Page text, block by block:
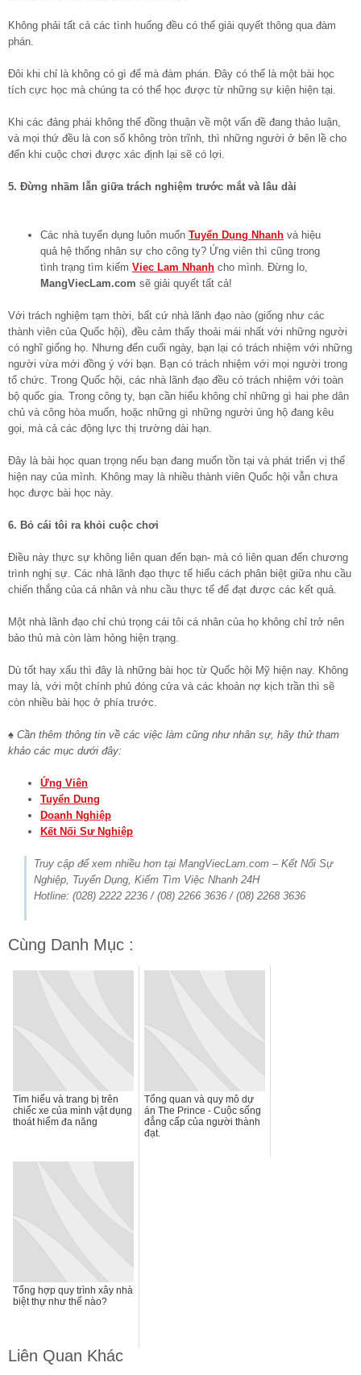
Không phải tất cả các tình huống đều có thể giải quyết thông qua đàm
phán.
Đôi khi chỉ là không có gì để mà đàm phán. Đây có thể là một bài học
tích cực học mà chúng ta có thể học được từ những sự kiện hiện tại.
Khi các đảng phái không thể đồng thuận về một vấn đề đang thảo luận,
và mọi thứ đều là con số không tròn trĩnh, thì những người ở bên lề cho
đến khi cuộc chơi được xác định lại sẽ có lợi.
5. Đừng nhầm lẫn giữa trách nghiệm trước mắt và lâu dài
Các nhà tuyển dụng luôn muốn Tuyển Dụng Nhanh và hiệu
quả hệ thống nhân sự cho công ty? Ứng viên thì cũng trong
tình trạng tìm kiếm Viec Lam Nhanh cho mình. Đừng lo,
MangViecLam.com sẽ giải quyết tất cả!
Với trách nghiệm tạm thời, bất cứ nhà lãnh đạo nào (giống như các
thành viên của Quốc hội), đều cảm thấy thoải mái nhất với những người
có nghĩ giống họ. Nhưng đến cuối ngày, bạn lại có trách nhiệm với những
người vừa mới đồng ý với bạn. Bạn có trách nhiệm với mọi người trong
tổ chức. Trong Quốc hội, các nhà lãnh đạo đều có trách nhiệm với toàn
bộ quốc gia. Trong công ty, bạn cần hiểu không chỉ những gì hai phe dân
chủ và công hòa muốn, hoặc những gì những người ủng hộ đang kêu
gọi, mà cả các động lực thị trường dài hạn.
Đây là bài học quan trọng nếu bạn đang muốn tồn tại và phát triển vị thế
hiện nay của mình. Không may là nhiều thành viên Quốc hội vẫn chưa
học được bài học này.
6. Bỏ cái tôi ra khỏi cuộc chơi
Điều này thực sự không liên quan đến bạn- mà có liên quan đến chương
trình nghị sự. Các nhà lãnh đạo thực tế hiểu cách phân biệt giữa nhu cầu
chiến thắng của cá nhân và nhu cầu thực tế để đạt được các kết quả.
Một nhà lãnh đạo chỉ chú trọng cái tôi cá nhân của họ không chỉ trở nên
bảo thủ mà còn làm hỏng hiện trạng.
Dù tốt hay xấu thì đây là những bài học từ Quốc hội Mỹ hiện nay. Không
may là, với một chính phủ đóng cửa và các khoản nợ kịch trần thì sẽ
còn nhiều bài học ở phía trước.
♠ Cần thêm thông tin về các việc làm cũng như nhân sự, hãy thử tham
khảo các mục dưới đây:
Ứng Viên
Tuyển Dụng
Doanh Nghiệp
Kết Nối Sự Nghiệp
Truy cập để xem nhiều hơn tại MangViecLam.com – Kết Nối Sự
Nghiệp, Tuyển Dụng, Kiếm Tìm Việc Nhanh 24H
Hotline: (028) 2222 2236 / (08) 2266 3636 / (08) 2268 3636
Cùng Danh Mục :
Tìm hiểu và trang bị trên
chiếc xe của mình vật dụng
thoát hiểm đa năng
Tổng quan và quy mô dự
án The Prince - Cuộc sống
đẳng cấp của người thành
đạt.
Tổng hợp quy trình xây nhà
biệt thự như thế nào?
Liên Quan Khác